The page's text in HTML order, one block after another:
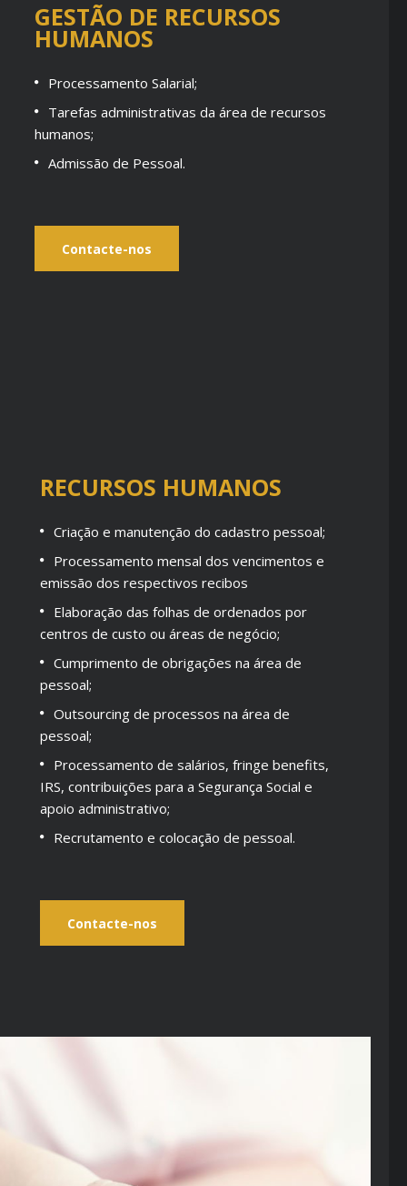
GESTÃO DE RECURSOS
HUMANOS
Processamento Salarial;
Tarefas administrativas da área de recursos
humanos;
Admissão de Pessoal.
Contacte-nos
RECURSOS HUMANOS
Criação e manutenção do cadastro pessoal;
Processamento mensal dos vencimentos e
emissão dos respectivos recibos
Elaboração das folhas de ordenados por
centros de custo ou áreas de negócio;
Cumprimento de obrigações na área de
pessoal;
Outsourcing de processos na área de
pessoal;
Processamento de salários, fringe benefits,
IRS, contribuições para a Segurança Social e
apoio administrativo;
Recrutamento e colocação de pessoal.
Contacte-nos